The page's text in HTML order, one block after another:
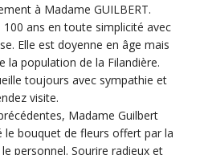
à Madame GUILBERT.
ans en toute simplicité avec
Elle est doyenne en âge mais
la population de la Filandière.
toujours avec sympathie et
visite.
Madame Guilbert
le bouquet de fleurs offert par la
personnel. Sourire radieux et